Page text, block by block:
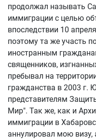
продолжал называть
иммиграции с целью
впоследствии 10
поэтому та же участь
иностранным
священников,
пребывал на
гражданства в 2003 г.
представителям
Мир". Так же, как и
иммиграции в
аннулировал мою визу,